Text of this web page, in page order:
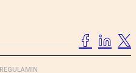
REGULAMIN